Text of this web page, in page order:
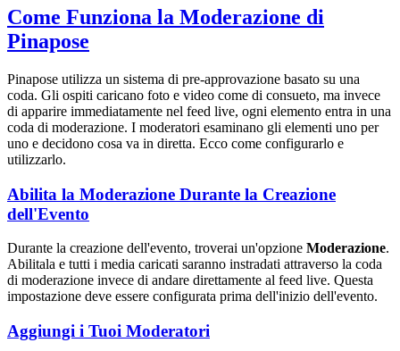
Come Funziona la Moderazione di
Pinapose
Pinapose utilizza un sistema di pre-approvazione basato su una
coda. Gli ospiti caricano foto e video come di consueto, ma invece
di apparire immediatamente nel feed live, ogni elemento entra in una
coda di moderazione. I moderatori esaminano gli elementi uno per
uno e decidono cosa va in diretta. Ecco come configurarlo e
utilizzarlo.
Abilita la Moderazione Durante la Creazione
dell'Evento
Durante la creazione dell'evento, troverai un'opzione Moderazione.
Abilitala e tutti i media caricati saranno instradati attraverso la coda
di moderazione invece di andare direttamente al feed live. Questa
impostazione deve essere configurata prima dell'inizio dell'evento.
Aggiungi i Tuoi Moderatori